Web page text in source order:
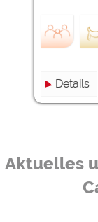
Details
Aktuelles